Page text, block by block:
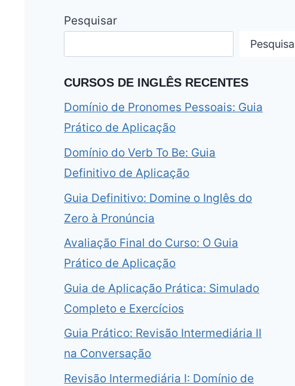
Pesquisar
CURSOS DE INGLÊS RECENTES
Domínio de Pronomes Pessoais: Guia
Prático de Aplicação
Domínio do Verb To Be: Guia
Definitivo de Aplicação
Guia Definitivo: Domine o Inglês do
Zero à Pronúncia
Avaliação Final do Curso: O Guia
Prático de Aplicação
Guia de Aplicação Prática: Simulado
Completo e Exercícios
Guia Prático: Revisão Intermediária II
na Conversação
Revisão Intermediária I: Domínio de